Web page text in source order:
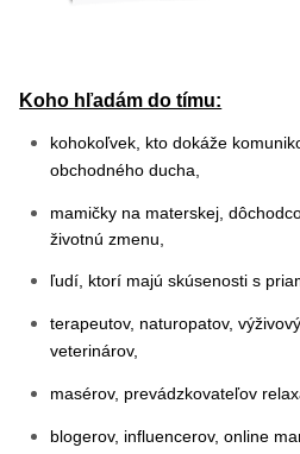
Koho hľadám do tímu:
kohokoľvek, kto dokáže
obchodného ducha,
mamičky na materskej,
životnú zmenu,
ľudí, ktorí majú skúsenosti s
terapeutov, naturopatov,
veterinárov,
masérov, prevádzkovateľov
blogerov, influencerov, online